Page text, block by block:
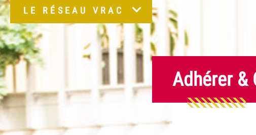
LE RÉSEAU VRAC
Adhérer &